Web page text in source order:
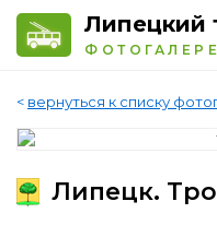
Липецкий
< вернуться к списку
Липецк.